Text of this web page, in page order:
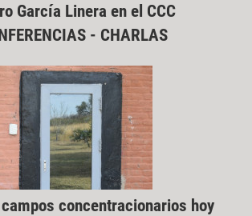
García Linera en el CCC
- CHARLAS
concentracionarios hoy